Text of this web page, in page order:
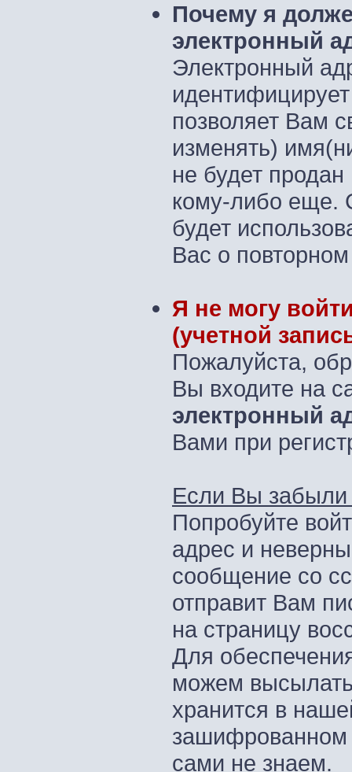
Почему я
электронный
Электронный
позволяет Вам
изменять)
не будет
кому-либо еще.
будет
Вас о
Я не могу
(учетной
Пожалуйста,
Вы входите на
электронный
Вами при
Если Вы забыли
Попробуйте
адрес и
сообщение со
отправит Вам
на страницу
Для
можем
хранится в
зашифрованном
сами не знаем.